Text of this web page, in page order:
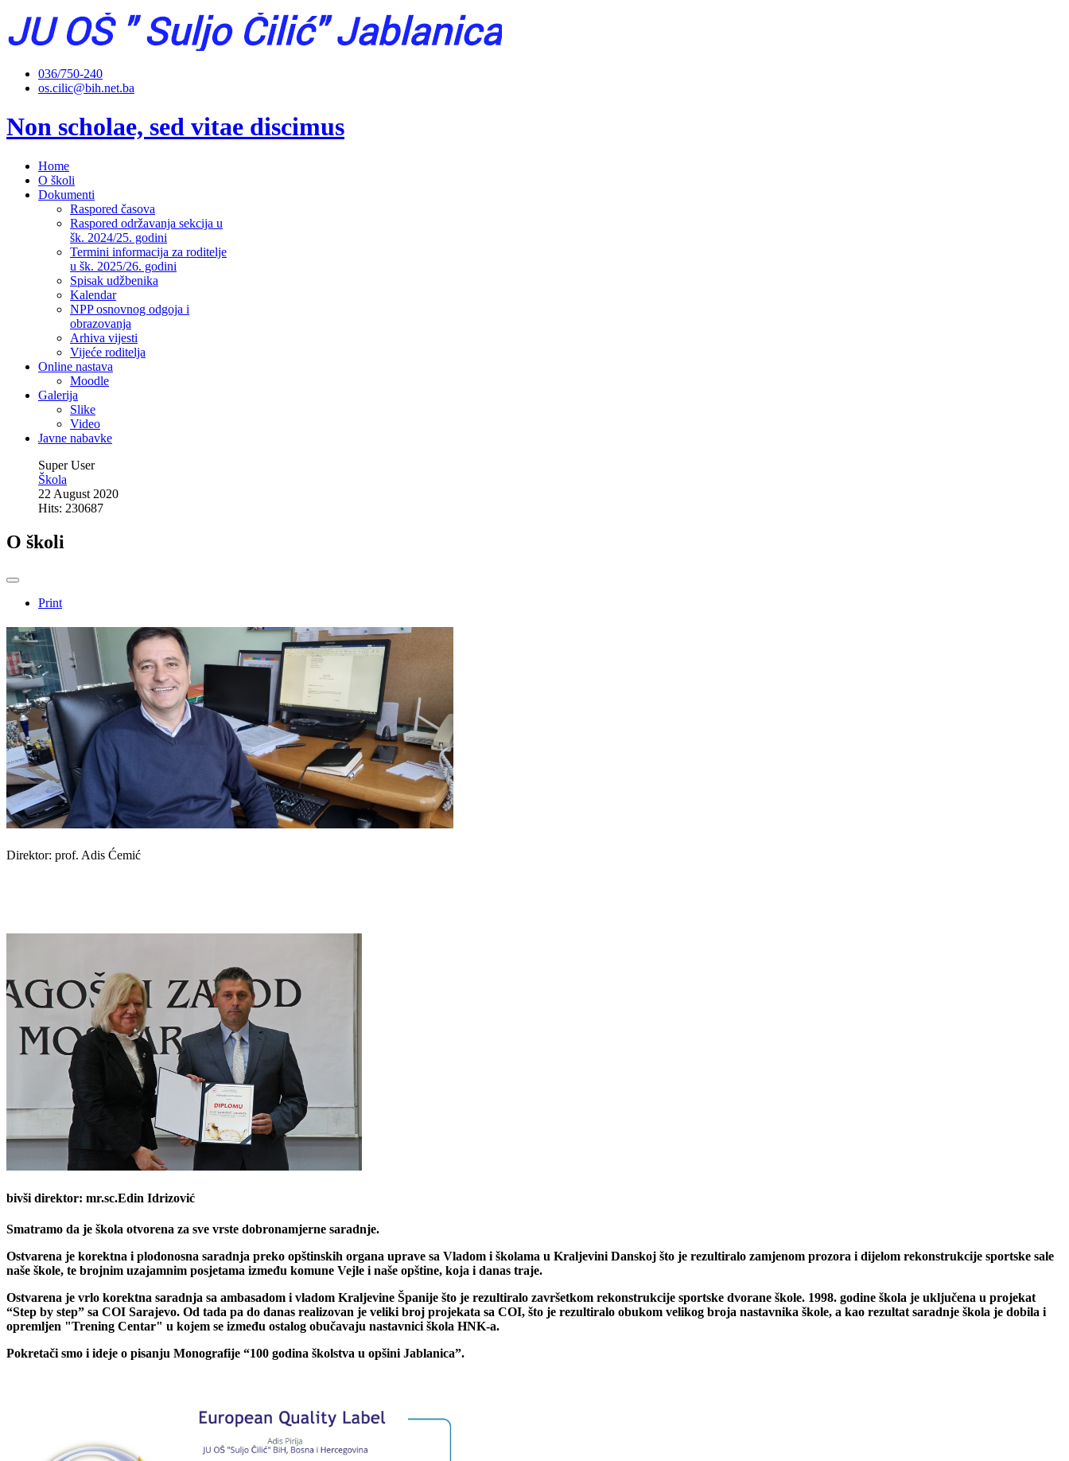
036/750-240
os.cilic@bih.net.ba
Non scholae, sed vitae discimus
Home
O školi
Dokumenti
Raspored časova
Raspored održavanja sekcija u
šk. 2024/25. godini
Termini informacija za roditelje
u šk. 2025/26. godini
Spisak udžbenika
Kalendar
NPP osnovnog odgoja i
obrazovanja
Arhiva vijesti
Vijeće roditelja
Online nastava
Moodle
Galerija
Slike
Video
Javne nabavke
Super User
Škola
22 August 2020
Hits: 230687
O školi
Print
Direktor: prof. Adis Ćemić
bivši direktor: mr.sc.Edin Idrizović
Smatramo da je škola otvorena za sve vrste dobronamjerne saradnje.
Ostvarena je korektna i plodonosna saradnja preko opštinskih organa uprave sa Vladom i školama u Kraljevini Danskoj što je rezultiralo zamjenom prozora i dijelom rekonstrukcije sportske sale
naše škole, te brojnim uzajamnim posjetama između komune Vejle i naše opštine, koja i danas traje.
Ostvarena je vrlo korektna saradnja sa ambasadom i vladom Kraljevine Španije što je rezultiralo završetkom rekonstrukcije sportske dvorane škole. 1998. godine škola je uključena u projekat
“Step by step” sa COI Sarajevo. Od tada pa do danas realizovan je veliki broj projekata sa COI, što je rezultiralo obukom velikog broja nastavnika škole, a kao rezultat saradnje škola je dobila i
opremljen "Trening Centar" u kojem se između ostalog obučavaju nastavnici škola HNK-a.
Pokretači smo i ideje o pisanju Monografije “100 godina školstva u opšini Jablanica”.